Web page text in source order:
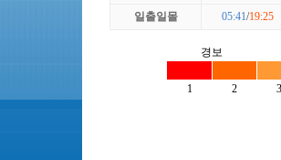
일출일몰
05:41/19:25
경보
1 2 3